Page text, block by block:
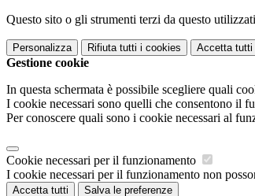
Questo sito o gli strumenti terzi da questo
Personalizza Rifiuta tutti i cookies Accetta tutti
Gestione cookie
In questa schermata è possibile scegliere quali
I cookie necessari sono quelli che consentono il
Per conoscere quali sono i cookie necessari al
Cookie necessari per il funzionamento
I cookie necessari per il funzionamento non
Accetta tutti Salva le preferenze